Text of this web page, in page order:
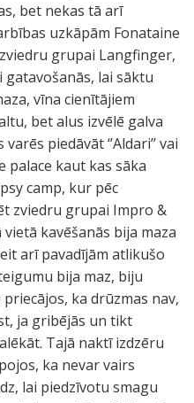
bet nekas tā arī
uzkāpām Fonataine
grupai Langfinger,
lai sāktu
vīna cienītājiem
bet alus izvēlē galva
piedāvāt ‘’Aldari’’ vai
palace kaut kas sāka
camp, kur pēc
zviedru grupai Impro &
kavēšanās bija maza
arī pavadījām atlikušo
bija maz, biju
ka drūzmas nav,
ja gribējās un tikt
Tajā naktī izdzēru
ka nevar vairs
lai piedzīvotu smagu